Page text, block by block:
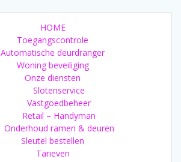
HOME
Toegangscontrole
Automatische deurdranger
Woning beveiliging
Onze diensten
Slotenservice
Vastgoedbeheer
Retail – Handyman
Onderhoud ramen & deuren
Sleutel bestellen
Tarieven